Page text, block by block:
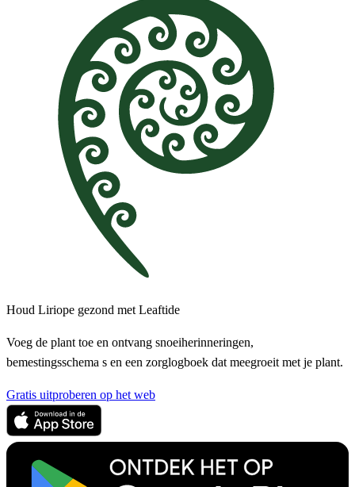
Houd Liriope gezond met Leaftide
Voeg de plant toe en ontvang snoeiherinneringen,
bemestingsschema s en een zorglogboek dat meegroeit met je plant.
Gratis uitproberen op het web